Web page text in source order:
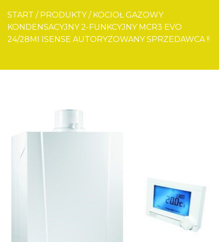
START / PRODUKTY / KOCIOŁ GAZOWY
KONDENSACYJNY 2-FUNKCYJNY MCR3 EVO
24/28MI ISENSE AUTORYZOWANY SPRZEDAWCA !!